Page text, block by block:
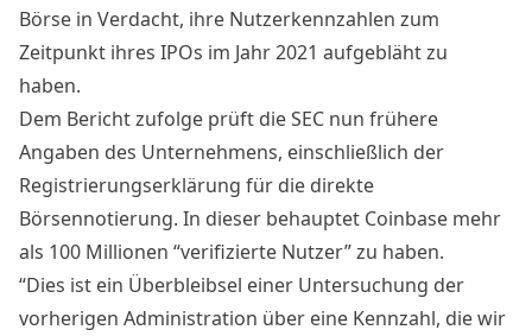
Börse in Verdacht, ihre Nutzerkennzahlen zum
Zeitpunkt ihres IPOs im Jahr 2021 aufgebläht zu
haben.
Dem Bericht zufolge prüft die SEC nun frühere
Angaben des Unternehmens, einschließlich der
Registrierungserklärung für die direkte
Börsennotierung. In dieser behauptet Coinbase mehr
als 100 Millionen “verifizierte Nutzer” zu haben.
“Dies ist ein Überbleibsel einer Untersuchung der
vorherigen Administration über eine Kennzahl, die wir